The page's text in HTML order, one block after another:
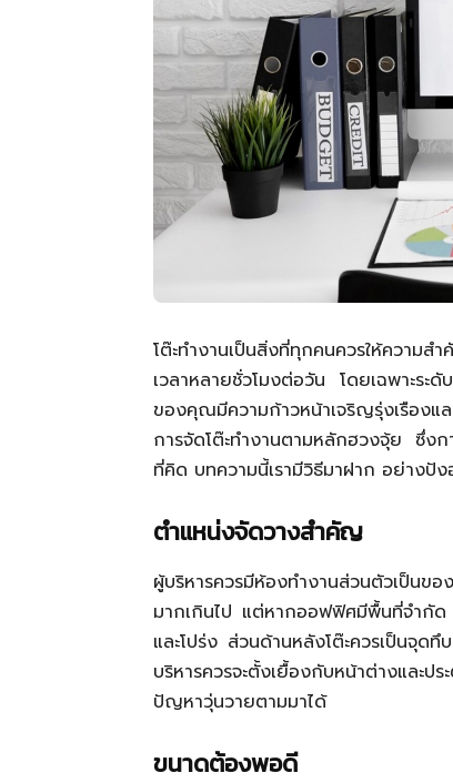
โต๊ะทำงานเป็นสิ่งที่ทุกคนควรให้ความส
เวลาหลายชั่วโมงต่อวัน โดยเฉพาะร
ของคุณมีความก้าวหน้าเจริญรุ่งเรืองแ
การจัดโต๊ะทำงานตามหลักฮวงจุ้ย ซึ่งก
ที่คิด บทความนี้เรามีวิธีมาฝาก อย่างปั
ตำแหน่งจัดวางสำคัญ
ผู้บริหารควรมีห้องทำงานส่วนตัวเป็นขอ
มากเกินไป แต่หากออฟฟิศมีพื้นที่จำกัด
และโปร่ง ส่วนด้านหลังโต๊ะควรเป็นจุ
บริหารควรจะตั้งเยื้องกับหน้าต่างและป
ปัญหาวุ่นวายตามมาได้
ขนาดต้องพอดี